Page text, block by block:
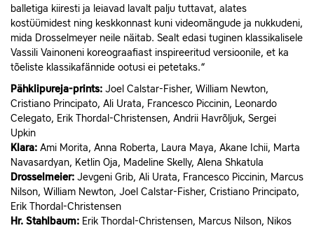
balletiga kiiresti ja leiavad lavalt palju tuttavat, alates
kostüümidest ning keskkonnast kuni videomängude ja nukkudeni,
mida Drosselmeyer neile näitab. Sealt edasi tuginen klassikalisele
Vassili Vainoneni koreograafiast inspireeritud versioonile, et ka
tõeliste klassikafännide ootusi ei petetaks.“
Pähklipureja-prints: Joel Calstar-Fisher, William Newton,
Cristiano Principato, Ali Urata, Francesco Piccinin, Leonardo
Celegato, Erik Thordal-Christensen, Andrii Havrõljuk, Sergei
Upkin
Klara: Ami Morita, Anna Roberta, Laura Maya, Akane Ichii, Marta
Navasardyan, Ketlin Oja, Madeline Skelly, Alena Shkatula
Drosselmeier: Jevgeni Grib, Ali Urata, Francesco Piccinin, Marcus
Nilson, William Newton, Joel Calstar-Fisher, Cristiano Principato,
Erik Thordal-Christensen
Hr. Stahlbaum: Erik Thordal-Christensen, Marcus Nilson, Nikos